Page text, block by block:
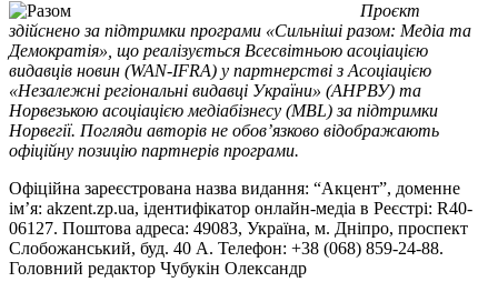
Проєкт
здійснено за підтримки програми «Сильніші разом: Медіа та
Демократія», що реалізується Всесвітньою асоціацією
видавців новин (WAN-IFRA) у партнерстві з Асоціацією
«Незалежні регіональні видавці України» (АНРВУ) та
Норвезькою асоціацією медіабізнесу (MBL) за підтримки
Норвегії. Погляди авторів не обов’язково відображають
офіційну позицію партнерів програми.
Офіційна зареєстрована назва видання: “Акцент”, доменне
ім’я: akzent.zp.ua, ідентифікатор онлайн-медіа в Реєстрі: R40-
06127. Поштова адреса: 49083, Україна, м. Дніпро, проспект
Слобожанський, буд. 40 А. Телефон: +38 (068) 859-24-88.
Головний редактор Чубукін Олександр